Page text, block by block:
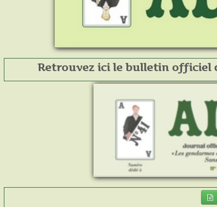
Retrouvez ici le bulletin officiel